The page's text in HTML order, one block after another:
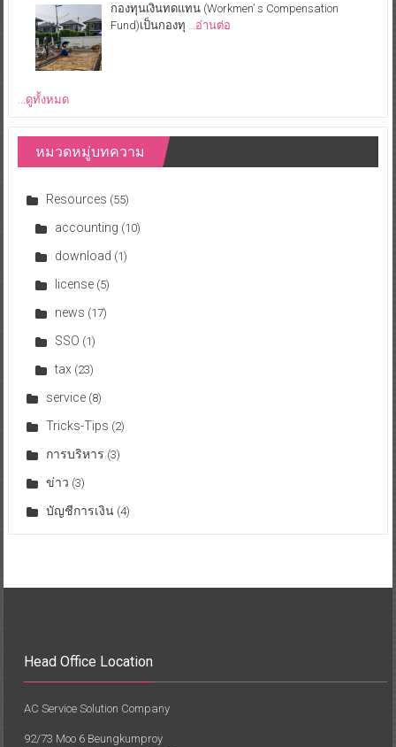
กองทุนเงินทดแทน (Workmen’ s Compensation
Fund)เป็นกองทุ
…อ่านต่อ
...ดูทั้งหมด
หมวดหมู่บทความ
Resources (55)
accounting (10)
download (1)
license(5)
news (17)
SSO (1)
tax (23)
service(8)
Tricks-Tips (2)
การบริหาร (3)
ข่าว (3)
บัญชีการเงิน(4)
Head Office Location
AC Service Solution Company
92/73 Moo 6 Beungkumproy